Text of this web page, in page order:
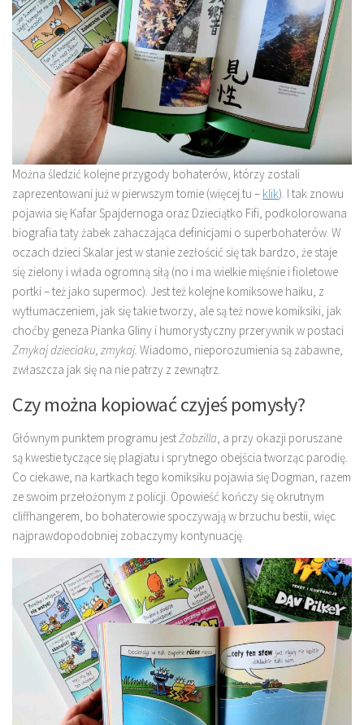
Można śledzić kolejne przygody bohaterów, którzy zostali
zaprezentowani już w pierwszym tomie (więcej tu – klik). I tak znowu
pojawia się Kafar Spajdernoga oraz Dzieciątko Fifi, podkolorowana
biografia taty żabek zahaczająca definicjami o superbohaterów. W
oczach dzieci Skalar jest w stanie zezłościć się tak bardzo, że staje
się zielony i włada ogromną siłą (no i ma wielkie mięśnie i fioletowe
portki – też jako supermoc). Jest też kolejne komiksowe haiku, z
wytłumaczeniem, jak się takie tworzy, ale są też nowe komiksiki, jak
choćby geneza Pianka Gliny i humorystyczny przerywnik w postaci
Zmykaj dzieciaku, zmykaj. Wiadomo, nieporozumienia są zabawne,
zwłaszcza jak się na nie patrzy z zewnątrz.
Czy można kopiować czyjeś pomysły?
Głównym punktem programu jestŻabzilla, a przy okazji poruszane
są kwestie tyczące się plagiatu i sprytnego obejścia tworząc parodię.
Co ciekawe, na kartkach tego komiksiku pojawia się Dogman, razem
ze swoim przełożonym z policji. Opowieść kończy się okrutnym
cliffhangerem, bo bohaterowie spoczywają w brzuchu bestii, więc
najprawdopodobniej zobaczymy kontynuację.